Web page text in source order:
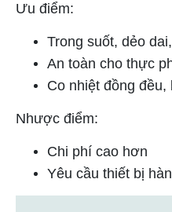
Ưu điểm:
Trong suốt, dẻo
An toàn cho thực
Co nhiệt đồng đều,
Nhược điểm:
Chi phí cao hơn
Yêu cầu thiết bị